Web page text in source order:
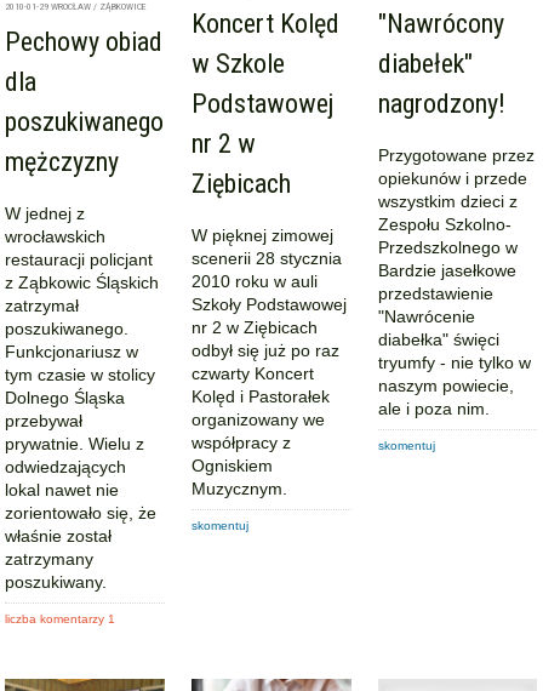
2010-01-29 WROCŁAW / ZĄBKOWICE
Pechowy obiad
dla
poszukiwanego
mężczyzny
W jednej z
wrocławskich
restauracji policjant
z Ząbkowic Śląskich
zatrzymał
poszukiwanego.
Funkcjonariusz w
tym czasie w stolicy
Dolnego Śląska
przebywał
prywatnie. Wielu z
odwiedzających
lokal nawet nie
zorientowało się, że
właśnie został
zatrzymany
poszukiwany.
liczba komentarzy 1
Koncert Kolęd
w Szkole
Podstawowej
nr 2 w
Ziębicach
W pięknej zimowej
scenerii 28 stycznia
2010 roku w auli
Szkoły Podstawowej
nr 2 w Ziębicach
odbył się już po raz
czwarty Koncert
Kolęd i Pastorałek
organizowany we
współpracy z
Ogniskiem
Muzycznym.
skomentuj
"Nawrócony
diabełek"
nagrodzony!
Przygotowane przez
opiekunów i przede
wszystkim dzieci z
Zespołu Szkolno-
Przedszkolnego w
Bardzie jasełkowe
przedstawienie
"Nawrócenie
diabełka" święci
tryumfy - nie tylko w
naszym powiecie,
ale i poza nim.
skomentuj